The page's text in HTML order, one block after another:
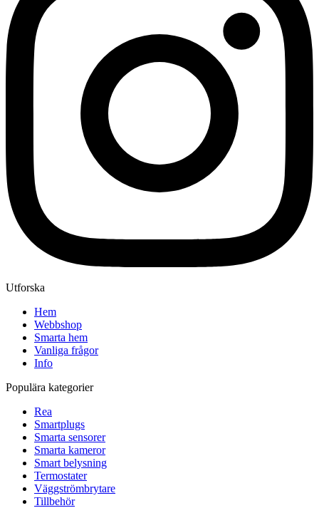
Utforska
Hem
Webbshop
Smarta hem
Vanliga frågor
Info
Populära kategorier
Rea
Smartplugs
Smarta sensorer
Smarta kameror
Smart belysning
Termostater
Väggströmbrytare
Tillbehör